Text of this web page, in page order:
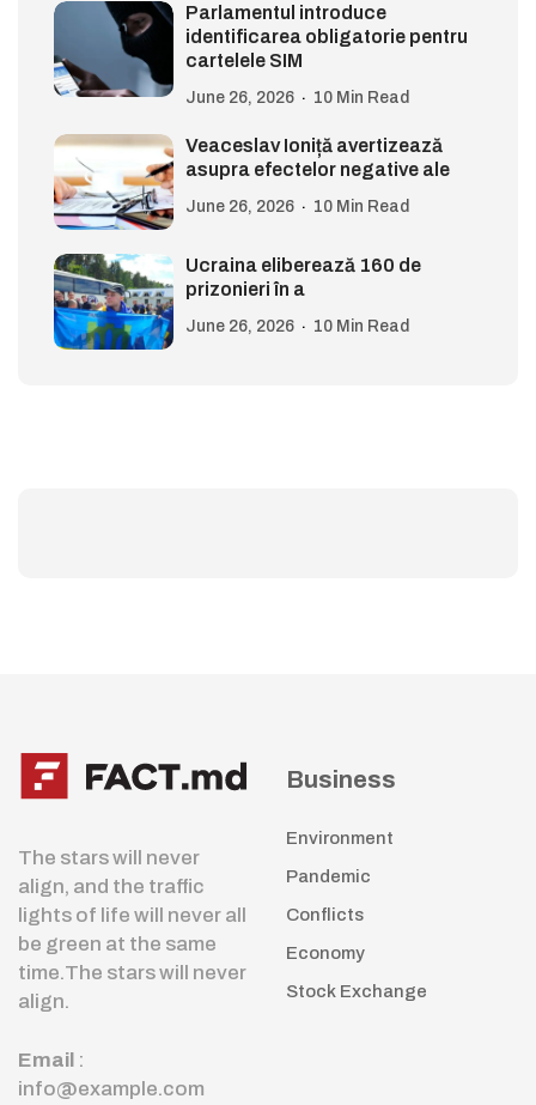
Parlamentul introduce
identificarea obligatorie pentru
cartelele SIM
June 26, 2026 10 Min Read
Veaceslav Ioniță avertizează
asupra efectelor negative ale
June 26, 2026 10 Min Read
Ucraina eliberează 160 de
prizonieri în a
June 26, 2026 10 Min Read
The stars will never
align, and the traffic
lights of life will never all
be green at the same
time.The stars will never
align.
Email :
info@example.com
Business
Environment
Pandemic
Conflicts
Economy
Stock Exchange